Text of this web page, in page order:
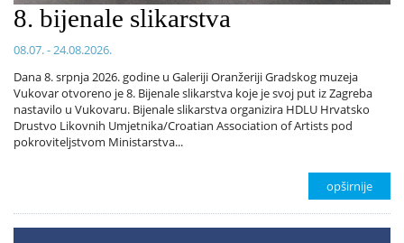
8. bijenale slikarstva
08.07. - 24.08.2026.
Dana 8. srpnja 2026. godine u Galeriji Oranžeriji Gradskog muzeja
Vukovar otvoreno je 8. Bijenale slikarstva koje je svoj put iz Zagreba
nastavilo u Vukovaru. Bijenale slikarstva organizira HDLU Hrvatsko
Drustvo Likovnih Umjetnika/Croatian Association of Artists pod
pokroviteljstvom Ministarstva...
opširnije